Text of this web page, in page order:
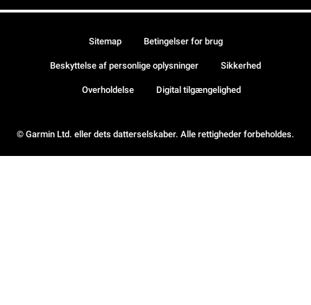
© Garmin Ltd. eller dets datterselskaber. Alle rettigheder forbeholdes.
Sitemap Betingelser for brug
Beskyttelse af personlige oplysninger Sikkerhed
Overholdelse Digital tilgængelighed